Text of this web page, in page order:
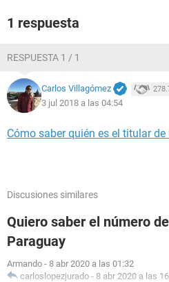
1 respuesta
RESPUESTA 1 / 1
Carlos Villagómez
3 jul 2018 a las 04:54
Cómo saber quién es el titular
Discusiones similares
Quiero saber el número
Paraguay
Armando - 8 abr 2020 a las 01:32
carloslopezjurado - 8 abr 2020 a las